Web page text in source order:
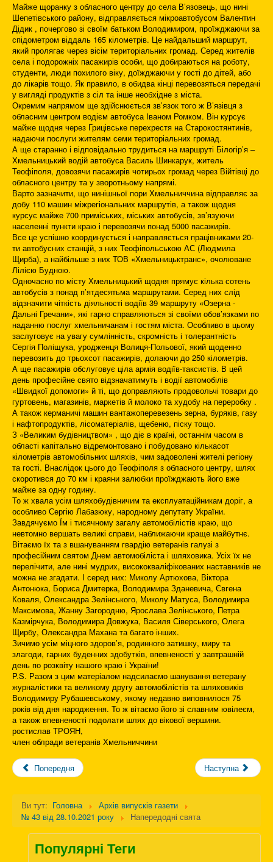
Майже щоранку з обласного центру до села В’язовець, що нині
Шепетівського району, відправляється мікроавтобусом Валентин
Дідик , почергово зі своїм батьком Володимиром, проїжджаючи за
спідометром віддаль 165 кілометрів. Це найдальший маршрут,
який пролягає через вісім територіальних громад. Серед жителів
села і подорожніх пасажирів особи, що добираються на роботу,
студенти, люди похилого віку, доїжджаючи у гості до дітей, або
до лікарів тощо. Як правило, в обидва кінці перевозяться передачі
у вигляді продуктів з сіл та інше необхідне з міста.
Окремим напрямом ще здійснюється зв’язок того ж В’язівця з
обласним центром водієм автобуса Іваном Ромком. Він курсує
майже щодня через Грицівське перехрестя на Старокостянтинів,
надаючи послуги жителям семи територіальних громад.
А ще старанно і відповідально трудиться на маршруті Білогір’я –
Хмельницький водій автобуса Василь Шинкарук, житель
Теофіполя, довозячи пасажирів чотирьох громад через Війтівці до
обласного центру та у зворотньому напрямі.
Варто зазначити, що нинішньої пори Хмельниччина відправляє за
добу 110 машин міжрегіональних маршрутів, а також щодня
курсує майже 700 приміських, міських автобусів, зв’язуючи
населенні пункти краю і перевозячи понад 5000 пасажирів.
Все це успішно координується і направляється працівниками 20-
ти автобусних станцій, з них Теофіпольською АС (Людмила
Щирба), а найбільше з них ТОВ «Хмельницьктранс», очолюване
Лілією Будною.
Одночасно по місту Хмельницький щодня прямує кілька сотень
автобусів з понад п’ятдесятьма маршрутами. Серед них слід
відзначити чіткість діяльності водіїв 39 маршруту «Озерна -
Дальні Гречани», які гарно справляються зі своїми обов’язками по
наданню послуг хмельничанам і гостям міста. Особливо в цьому
заслуговує на увагу сумлінність, скромність і толерантність
Сергія Поліщука, уродженця Волиця-Польової, який щоденно
перевозить до трьохсот пасажирів, долаючи до 250 кілометрів.
А ще пасажирів обслуговує ціла армія водіїв-таксистів. В цей
день професійне свято відзначатимуть і водії автомобілів
«Швидкої допомоги» й ті, що доправляють продовольчі товари до
гуртовень, магазинів, маркетів й молоко та худобу на переробку .
А також керманичі машин вантажоперевезень зерна, буряків, газу
і нафтопродуктів, лісоматеріалів, щебеню, піску тощо.
З «Великим будівництвом» , що діє в країні, останнім часом в
області капітально відремонтовано і побудовано кількасот
кілометрів автомобільних шляхів, чим задоволені жителі регіону
та гості. Внаслідок цього до Теофіполя з обласного центру, шлях
скоротився до 70 км і краяни залюбки проїжджають його вже
майже за одну годину.
То ж хвала усім шляхобудівничим та експлуатаційникам доріг, а
особливо Сергію Лабазюку, народному депутату України.
Завдячуємо Їм і тисячному загалу автомобілістів краю, що
невтомно вершать великі справи, наближаючи краще майбутнє.
Вітаємо їх та з вшануванням гвардію ветеранів галузі з
професійним святом Днем автомобіліста і шляховика. Усіх їх не
перелічити, але нині мудрих, висококваліфікованих наставників не
можна не згадати. І серед них: Миколу Артюхова, Віктора
Антонюка, Бориса Дмитерка, Володимира Зданевича, Євгена
Коваля, Олександра Зелінського, Миколу Матуса, Володимира
Максимова, Жанну Загородню, Ярослава Зелінського, Петра
Казмірчука, Володимира Довжука, Василя Сіверського, Олега
Щирбу, Олександра Махана та багато інших.
Зичимо усім міцного здоров’я, родинного затишку, миру та
злагоди, гарних буденних здобутків, впевненості у завтрашній
день по розквіту нашого краю і України!
P.S. Разом з цим матеріалом надсилаємо шанування ветерану
журналістики та великому другу автомобілістів та шляховиків
Володимиру Рубашевському, якому недавно виповнилося 75
років від дня народження. То ж вітаємо його зі славним ювілеєм,
а також впевненості подолати шлях до вікової вершини.
ростислав ТРОЯН,
член облради ветеранів Хмельниччини
Попередня Наступна
Ви тут: Головна
Архів випусків газети
№ 43 від 28.10.2021 року
Напередодні свята
Популярні Теги